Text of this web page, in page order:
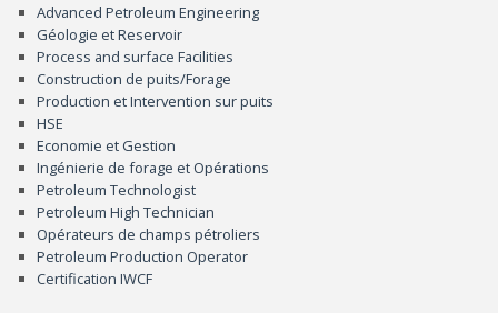
Advanced Petroleum Engineering
Géologie et Reservoir
Process and surface Facilities
Construction de puits/Forage
Production et Intervention sur puits
HSE
Economie et Gestion
Ingénierie de forage et Opérations
Petroleum Technologist
Petroleum High Technician
Opérateurs de champs pétroliers
Petroleum Production Operator
Certification IWCF